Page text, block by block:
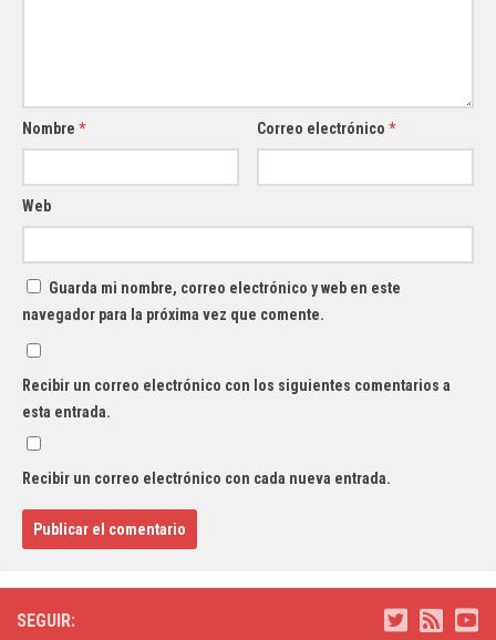
Nombre * Correo electrónico*
Web
Guarda mi nombre, correo electrónico y web en este
navegador para la próxima vez que comente.
Recibir un correo electrónico con los siguientes comentarios a
esta entrada.
Recibir un correo electrónico con cada nueva entrada.
SEGUIR: